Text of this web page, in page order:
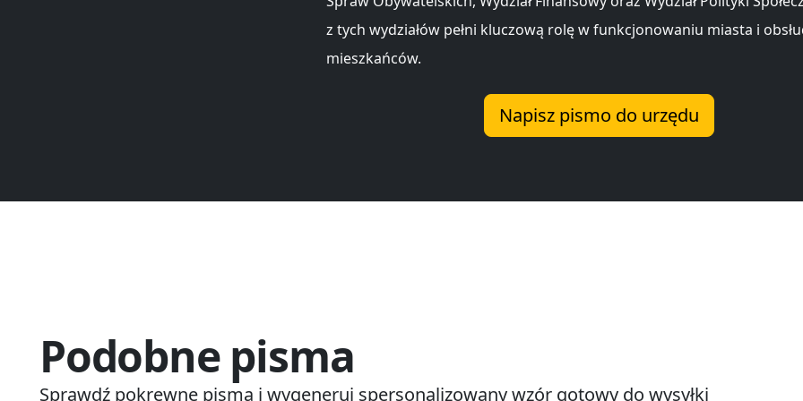
z tych wydziałów pełni kluczową rolę w funkcjonowaniu miasta i
mieszkańców.
Napisz pismo do urzędu
Podobne pisma
Sprawdź pokrewne pisma i wygeneruj spersonalizowany wzór gotowy do wysyłki